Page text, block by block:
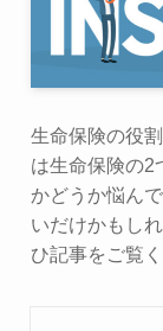
生命保険の役
は生命保険の2
かどうか悩ん
いだけかもし
ひ記事をご覧く